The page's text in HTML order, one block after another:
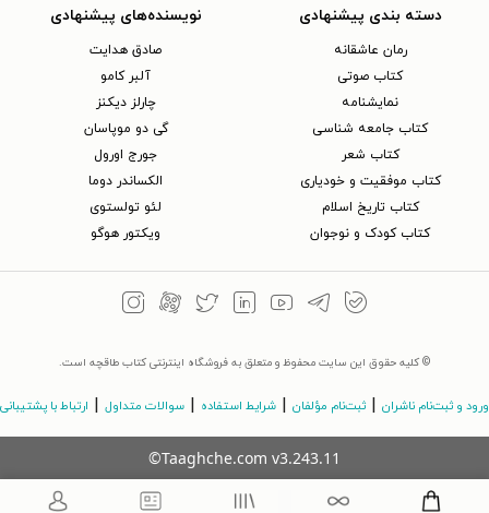
دسته بندی پیشنهادی
رمان عاشقانه
کتاب‌ صوتی
نمایشنامه
کتاب جامعه شناسی
کتاب شعر
کتاب موفقیت و خودیاری
کتاب تاریخ اسلام
کتاب کودک و نوجوان
نویسنده‌های پیشنهادی
صادق هدایت
آلبر کامو
چارلز دیکنز
گی دو موپاسان
جورج اورول
الکساندر دوما
لئو تولستوی
ویکتور هوگو
© کلیه حقوق این سایت محفوظ و متعلق به فروشگاه اینترنتی کتاب طاقچه است.
ورود و ثبت‌نام ناشران ثبت‌نام مؤلفان شرایط استفاده سوالات متداول ارتباط با پشتیبانی
©Taaghche.com v3.243.11